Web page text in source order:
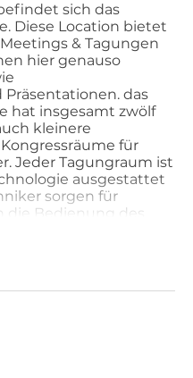
sich das
Diese Location bietet
& Tagungen
hier genauso
das
hat insgesamt zwölf
kleinere
für
Jeder Tagungraum ist
ausgestattet
sorgen für
Bedienung des
und Metaplanwände